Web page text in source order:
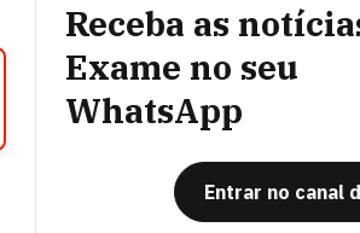
Receba as
Exame no seu
WhatsApp
Entrar no canal